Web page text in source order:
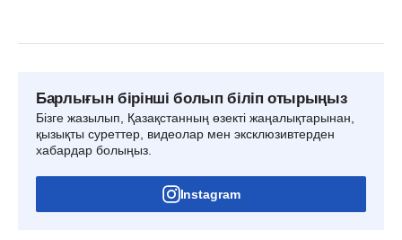
Барлығын бірінші болып біліп отырыңыз
Бізге жазылып, Қазақстанның өзекті жаңалықтарынан,
қызықты суреттер, видеолар мен эксклюзивтерден
хабардар болыңыз.
Instagram